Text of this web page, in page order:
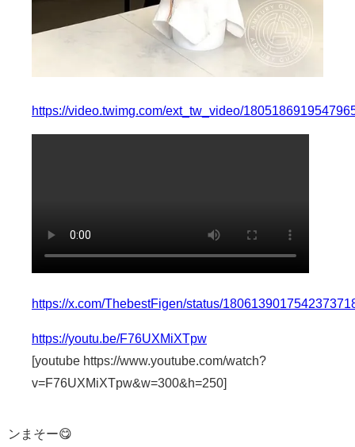
https://video.twimg.com/ext_tw_video/
https://x.com/ThebestFigen/status/
https://youtu.be/F76UXMiXTpw
[youtube https://www.youtube.com/watch?
v=F76UXMiXTpw&w=300&h=250]
ンまそー😋